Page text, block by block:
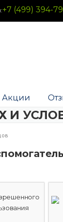
+7 (499) 394-
Акции
И